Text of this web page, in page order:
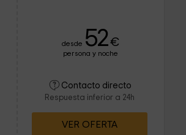
desde 52€
persona y noche
Contacto directo
Respuesta inferior a 24h
VER OFERTA